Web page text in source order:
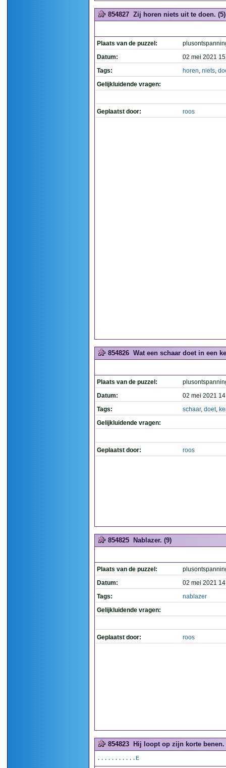
854827 Zij horen niets uit te doen. (5)
Plaats van de puzzel:
Datum:
02 mei 2021
Tags:
horen, niets,
Gelijkluidende vragen:
Geplaatst door: roos
854826 Wat een schaar doet in een
Plaats van de puzzel:
Datum:
02 mei 2021
Tags:
schaar, doet,
Gelijkluidende vragen:
Geplaatst door: roos
854825 Nablazer. (9)
Plaats van de puzzel:
Datum:
02 mei 2021
Tags:
nablazer
Gelijkluidende vragen:
Geplaatst door: roos
854823 Hij loopt op zijn korte benen.
...........E